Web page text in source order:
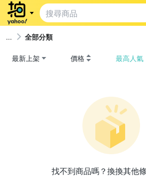
全部分類
最新上架 價格 最高人氣
找不到商品嗎？換換其他